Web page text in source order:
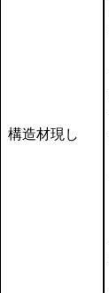
構造材現し